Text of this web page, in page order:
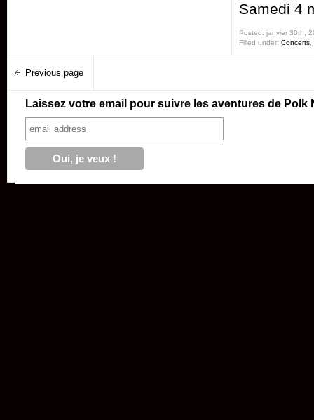
Samedi 4
Posted: janvier 30th,
Filled under: Concerts,
Previous page
Laissez votre email pour suivre les aventures de Polk